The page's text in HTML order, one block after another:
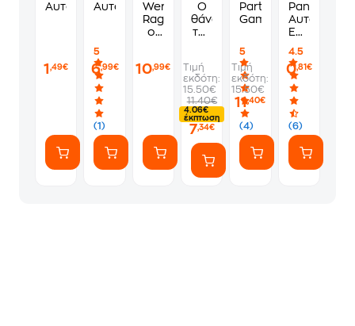
Αυτοκόλλητα One Piece Φακελάκι
1,49€
Αυτοκόλλητα One Piece Multipack
5
(1)
6,99€
Wereworld:
Rage
of
2)
10,99€
Ο
θάνατος
της
Οδός
Τρόµου
Τιμή
εκδότη:
15.50€
11.40€
4.06€
έκπτωση
7,34€
Party
Games
5
(4)
Τιμή
εκδότη:
15.50€
11,40€
Panini
2026
- 1
Φακελάκι
(5
4.5
(6)
0,81€